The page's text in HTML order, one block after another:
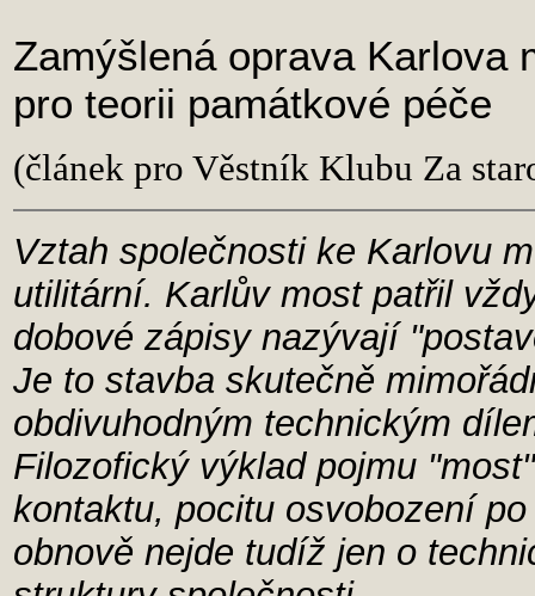
Zamýšlená oprava Karlova
pro teorii památkové péče
(článek pro Věstník Klubu Za
Vztah společnosti ke Karlovu
utilitární. Karlův most patřil
dobové zápisy nazývají
Je to stavba skutečně
obdivuhodným technickým
Filozofický výklad pojmu
kontaktu, pocitu osvobození
obnově nejde tudíž jen o